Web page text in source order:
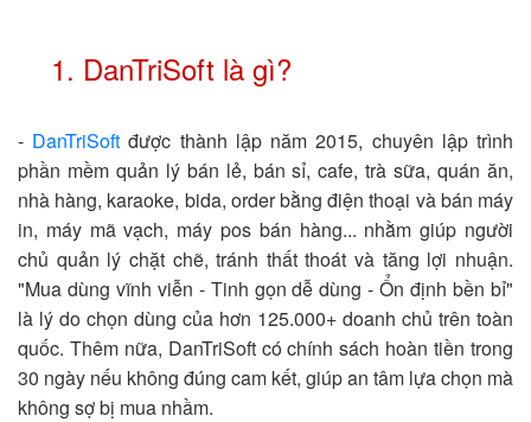
1. DanTriSoft là gì?
- DanTriSoft được thành lập năm 2015, chuyên lập trình
phần mềm quản lý bán lẻ, bán sỉ, cafe, trà sữa, quán ăn,
nhà hàng, karaoke, bida, order bằng điện thoại và bán máy
in, máy mã vạch, máy pos bán hàng... nhằm giúp người
chủ quản lý chặt chẽ, tránh thất thoát và tăng lợi nhuận.
"Mua dùng vĩnh viễn - Tinh gọn dễ dùng - Ổn định bền bỉ"
là lý do chọn dùng của hơn 125.000+ doanh chủ trên toàn
quốc. Thêm nữa, DanTriSoft có chính sách hoàn tiền trong
30 ngày nếu không đúng cam kết, giúp an tâm lựa chọn mà
không sợ bị mua nhầm.